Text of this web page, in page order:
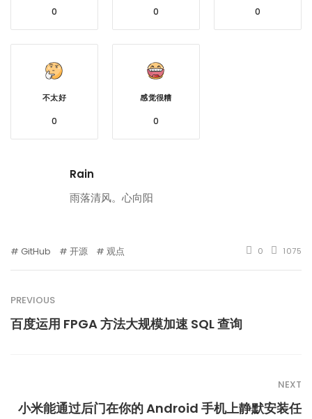
0 0 0
不太好
0
感觉很糟
0
Rain
雨落清风。心向阳
GitHub 开源 观点 0 1075
PREVIOUS
百度运用 FPGA 方法大规模加速 SQL 查询
NEXT
小米能通过后门在你的 Android 手机上静默安装任